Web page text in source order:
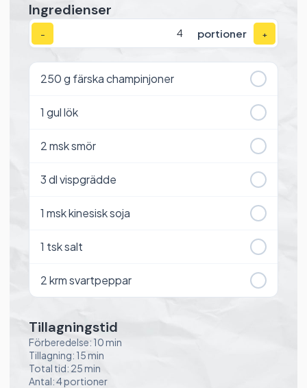
Ingredienser
− portioner +
250g färska champinjoner
1 gul lök
2msk smör
3dl vispgrädde
1 msk kinesisk soja
1 tsk salt
2krm svartpeppar
Tillagningstid
Förberedelse: 10 min
Tillagning: 15 min
Total tid: 25 min
Antal: 4 portioner